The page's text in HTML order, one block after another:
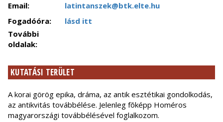
Email:
latintanszek@btk.elte.hu
Fogadóóra:
lásd itt
További
oldalak:
KUTATÁSI TERÜLET
A korai görög epika, dráma, az antik esztétikai gondolkodás,
az antikvitás továbbélése. Jelenleg fõképp Homéros
magyarországi továbbélésével foglalkozom.